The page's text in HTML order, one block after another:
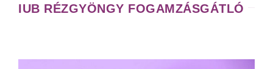
IUB RÉZGYÖNGY FOGAMZÁSGÁTLÓ